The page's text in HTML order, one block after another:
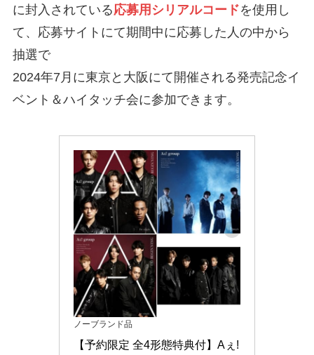
に封入されている応募用シリアルコードを使用し
て、応募サイトにて期間中に応募した人の中から
抽選で
2024年7月に東京と大阪にて開催される発売記念イ
ベント＆ハイタッチ会に参加できます。
ノーブランド品
【予約限定 全4形態特典付】Aぇ!